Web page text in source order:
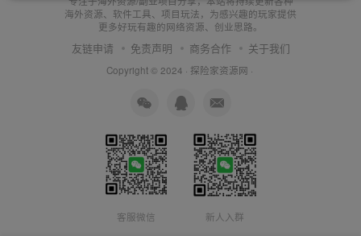
海外资源、软件工具、项目玩法，为感兴趣的玩家提供
更多好玩有趣的网络资源、创业思路。
友链申请 免责声明 商务合作 关于我们
Copyright © 2024 · 探险家资源网 ·
客服微信 新人入群